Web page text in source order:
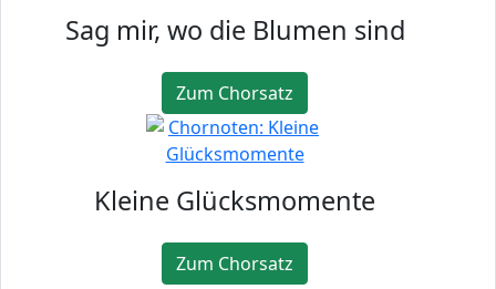
Sag mir, wo die Blumen sind
Zum Chorsatz
Kleine Glücksmomente
Zum Chorsatz